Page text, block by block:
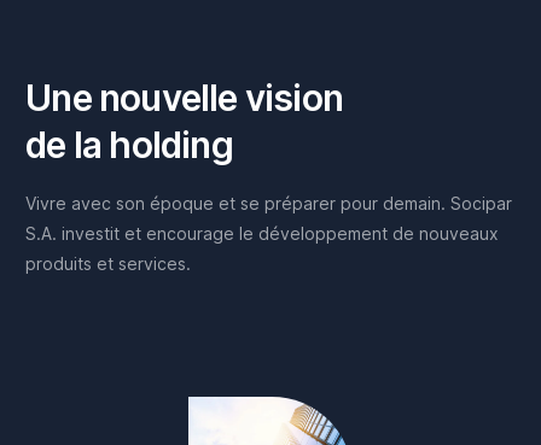
Une nouvellevision
de la holding
Vivre avec son époque et se préparer pour demain. Socipar
S.A. investit et encourage le développement de nouveaux
produits et services.